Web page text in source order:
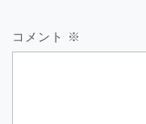
コメント ※